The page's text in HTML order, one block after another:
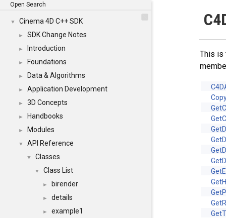
Open Search
▼ Cinema 4D C++ SDK
► SDK Change Notes
► Introduction
► Foundations
► Data & Algorithms
► Application Development
► 3D Concepts
► Handbooks
► Modules
▼ API Reference
▼ Classes
▼ Class List
► birender
► details
► example1
This